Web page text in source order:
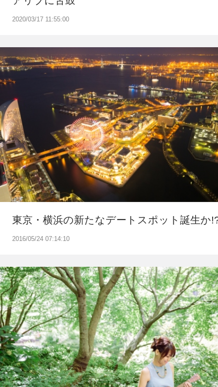
2020/03/17 11:55:00
2016/05/24 07:14:10
東京・横浜の新たなデートスポット誕生か